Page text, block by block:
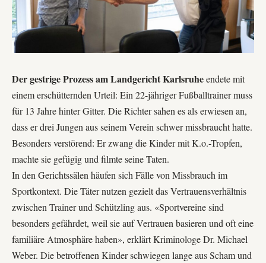
Der gestrige Prozess am Landgericht Karlsruheendete mit
einem erschütternden Urteil: Ein 22-jähriger Fußballtrainer muss
für 13 Jahre hinter Gitter. Die Richter sahen es als erwiesen an,
dass er drei Jungen aus seinem Verein schwer missbraucht hatte.
Besonders verstörend: Er zwang die Kinder mit K.o.-Tropfen,
machte sie gefügig und filmte seine Taten.
In den Gerichtssälen häufen sich Fälle von Missbrauch im
Sportkontext. Die Täter nutzen gezielt das Vertrauensverhältnis
zwischen Trainer und Schützling aus. «Sportvereine sind
besonders gefährdet, weil sie auf Vertrauen basieren und oft eine
familiäre Atmosphäre haben», erklärt Kriminologe Dr. Michael
Weber. Die betroffenen Kinder schwiegen lange aus Scham und